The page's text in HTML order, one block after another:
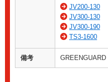
JV200-130
JV300-130
JV300-190
TS3-1600
備考